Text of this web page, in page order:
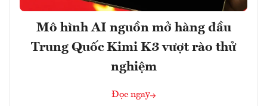
Mô hình AI nguồn mở hàng đầu
Trung Quốc Kimi K3 vượt rào thử
nghiệm
Đọc ngay